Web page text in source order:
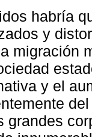
habría
y
migración
y el
grandes